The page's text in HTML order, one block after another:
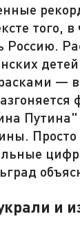
того, в
Россию.
— в
Путина"
Просто
и